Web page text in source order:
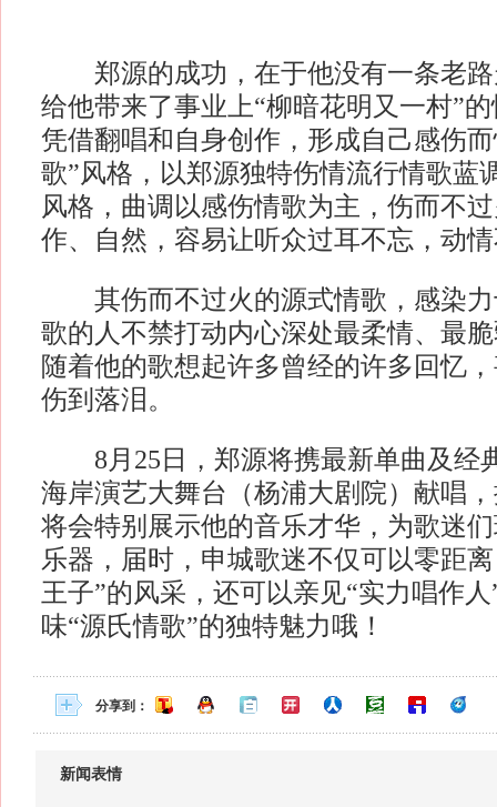
郑源的成功，在于他没有一条老路
给他带来了事业上“柳暗花明又一村”
凭借翻唱和自身创作，形成自己感伤
歌”风格，以郑源独特伤情流行情歌蓝
风格，曲调以感伤情歌为主，伤而不
作、自然，容易让听众过耳不忘，动
其伤而不过火的源式情歌，感染力
歌的人不禁打动内心深处最柔情、最
随着他的歌想起许多曾经的许多回忆
伤到落泪。
8月25日，郑源将携最新单曲及经
海岸演艺大舞台（杨浦大剧院）献唱
将会特别展示他的音乐才华，为歌迷
乐器，届时，申城歌迷不仅可以零距
王子”的风采，还可以亲见“实力唱作
味“源氏情歌”的独特魅力哦！
分享到：
新闻表情